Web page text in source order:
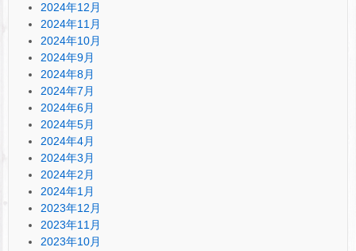
2024年12月
2024年11月
2024年10月
2024年9月
2024年8月
2024年7月
2024年6月
2024年5月
2024年4月
2024年3月
2024年2月
2024年1月
2023年12月
2023年11月
2023年10月